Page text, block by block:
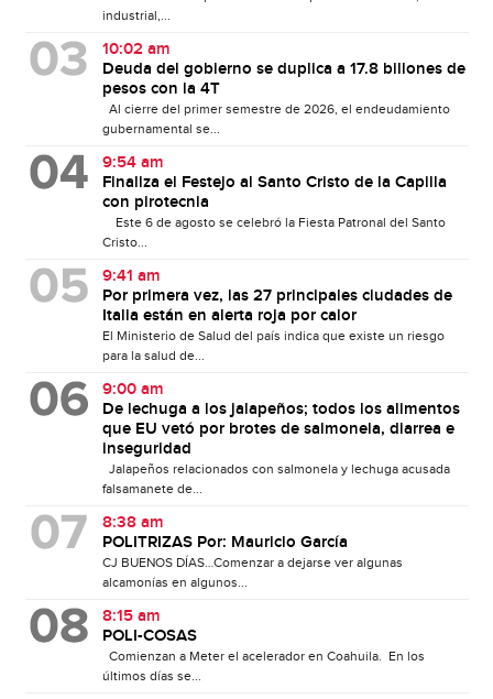
industrial,...
10:02 am
Deuda del gobierno se duplica a 17.8 billones de
pesos con la 4T
Al cierre del primer semestre de 2026, el endeudamiento
gubernamental se...
9:54 am
Finaliza el Festejo al Santo Cristo de la Capilla
con pirotecnia
Este 6 de agosto se celebró la Fiesta Patronal del Santo
Cristo...
9:41 am
Por primera vez, las 27 principales ciudades de
Italia están en alerta roja por calor
El Ministerio de Salud del país indica que existe un riesgo
para la salud de...
9:00 am
De lechuga a los jalapeños; todos los alimentos
que EU vetó por brotes de salmonela, diarrea e
inseguridad
Jalapeños relacionados con salmonela y lechuga acusada
falsamanete de...
8:38 am
POLITRIZAS Por: Mauricio García
CJ BUENOS DÍAS…Comenzar a dejarse ver algunas
alcamonías en algunos...
8:15 am
POLI-COSAS
Comienzan a Meter el acelerador en Coahuila. En los
últimos días se...